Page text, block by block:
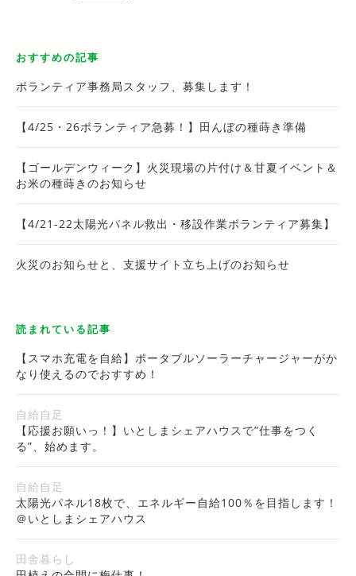
おすすめの記事
ボランティア事務局スタッフ、募集します！
【4/25・26ボランティア急募！】田んぼの種蒔き準備
【ゴールデンウィーク】火災現場の片付け＆甘夏イベント＆
お米の種蒔きのお知らせ
【4/21-22太陽光パネル救出・移設作業ボランティア募集】
火災のお知らせと、支援サイト立ち上げのお知らせ
読まれている記事
【スマホ充電を自給】ポータブルソーラーチャージャーがか
なり使えるのでおすすめ！
自給自足
【応援お願いっ！】いとしまシェアハウスで”仕事をつく
る”、始めます。
自給自足
太陽光パネル18枚で、エネルギー自給100％を目指します！
＠いとしまシェアハウス
田舎暮らし